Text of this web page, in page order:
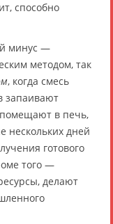
способно
минус —
методом, так
, когда смесь
запаивают
в печь,
нескольких дней
готового
того —
делают